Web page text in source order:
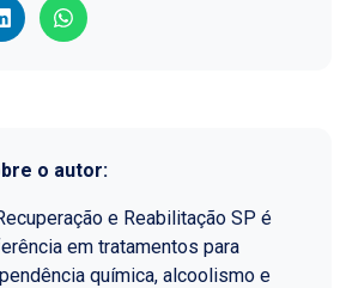
o autor:
e Reabilitação SP é
em tratamentos para
química, alcoolismo e